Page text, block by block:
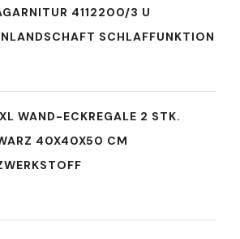
4112200/3 U
SCHLAFFUNKTION
WAND-ECKREGALE 2 STK.
40X40X50 CM